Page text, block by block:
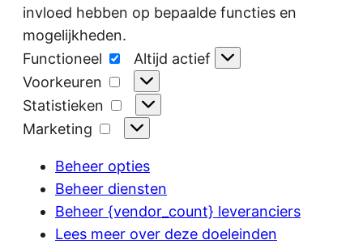
invloed hebben op bepaalde functies en
mogelijkheden.
Functioneel
Functioneel
Altijd actief
Voorkeuren
Voorkeuren
Statistieken
Statistieken
Marketing
Marketing
Beheer opties
Beheer diensten
Beheer {vendor_count} leveranciers
Lees meer over deze doeleinden